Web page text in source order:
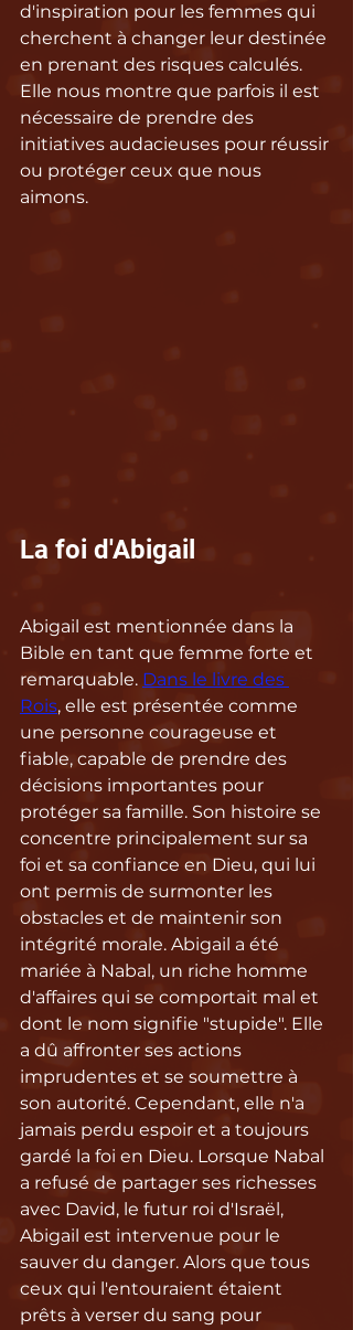
d'inspiration pour les femmes qui
cherchent à changer leur destinée
en prenant des risques calculés.
Elle nous montre que parfois il est
nécessaire de prendre des
initiatives audacieuses pour réussir
ou protéger ceux que nous
aimons.
La foi d'Abigail
Abigail est mentionnée dans la
Bible en tant que femme forte et
remarquable. Dans le livre des
Rois, elle est présentée comme
une personne courageuse et
fiable, capable de prendre des
décisions importantes pour
protéger sa famille. Son histoire se
concentre principalement sur sa
foi et sa confiance en Dieu, qui lui
ont permis de surmonter les
obstacles et de maintenir son
intégrité morale. Abigail a été
mariée à Nabal, un riche homme
d'affaires qui se comportait mal et
dont le nom signifie "stupide". Elle
a dû affronter ses actions
imprudentes et se soumettre à
son autorité. Cependant, elle n'a
jamais perdu espoir et a toujours
gardé la foi en Dieu. Lorsque Nabal
a refusé de partager ses richesses
avec David, le futur roi d'Israël,
Abigail est intervenue pour le
sauver du danger. Alors que tous
ceux qui l'entouraient étaient
prêts à verser du sang pour